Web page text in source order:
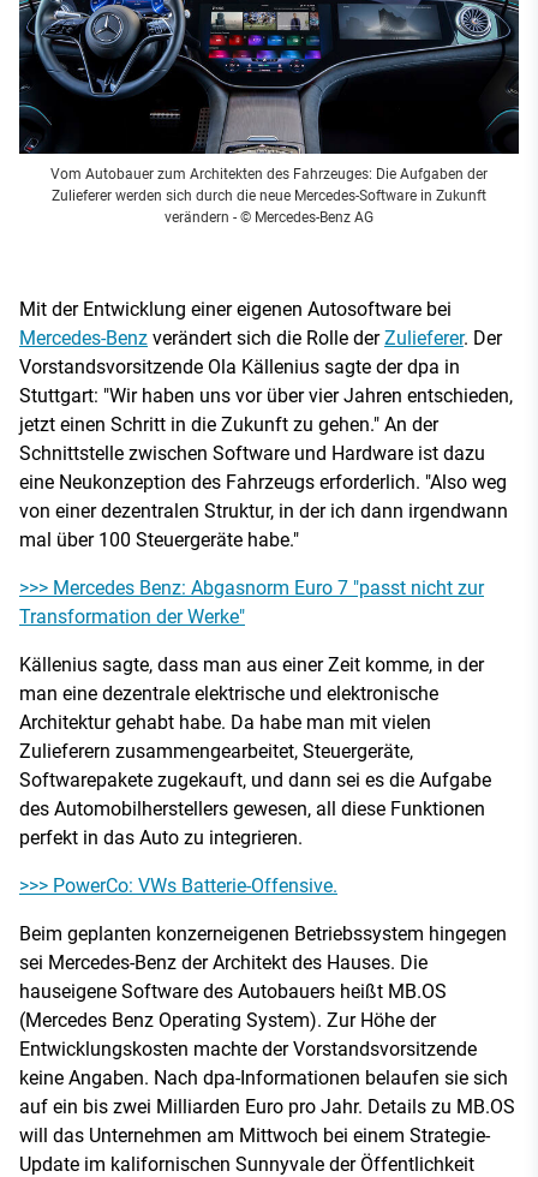
Vom Autobauer zum Architekten des Fahrzeuges: Die Aufgaben der
Zulieferer werden sich durch die neue Mercedes-Software in Zukunft
verändern - © Mercedes-Benz AG
Mit der Entwicklung einer eigenen Autosoftware bei
Mercedes-Benz verändert sich die Rolle derZulieferer. Der
Vorstandsvorsitzende Ola Källenius sagte der dpa in
Stuttgart: "Wir haben uns vor über vier Jahren entschieden,
jetzt einen Schritt in die Zukunft zu gehen." An der
Schnittstelle zwischen Software und Hardware ist dazu
eine Neukonzeption des Fahrzeugs erforderlich. "Also weg
von einer dezentralen Struktur, in der ich dann irgendwann
mal über 100 Steuergeräte habe."
>>> Mercedes Benz: Abgasnorm Euro 7 "passt nicht zur
Transformation der Werke"
Källenius sagte, dass man aus einer Zeit komme, in der
man eine dezentrale elektrische und elektronische
Architektur gehabt habe. Da habe man mit vielen
Zulieferern zusammengearbeitet, Steuergeräte,
Softwarepakete zugekauft, und dann sei es die Aufgabe
des Automobilherstellers gewesen, all diese Funktionen
perfekt in das Auto zu integrieren.
>>> PowerCo: VWs Batterie-Offensive.
Beim geplanten konzerneigenen Betriebssystem hingegen
sei Mercedes-Benz der Architekt des Hauses. Die
hauseigene Software des Autobauers heißt MB.OS
(Mercedes Benz Operating System). Zur Höhe der
Entwicklungskosten machte der Vorstandsvorsitzende
keine Angaben. Nach dpa-Informationen belaufen sie sich
auf ein bis zwei Milliarden Euro pro Jahr. Details zu MB.OS
will das Unternehmen am Mittwoch bei einem Strategie-
Update im kalifornischen Sunnyvale der Öffentlichkeit